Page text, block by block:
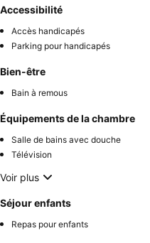
Accessibilité
Accès handicapés
Parking pour handicapés
Bien-être
Bain à remous
Équipements de la chambre
Salle de bains avec douche
Télévision
Voir plus
Séjour enfants
Repas pour enfants